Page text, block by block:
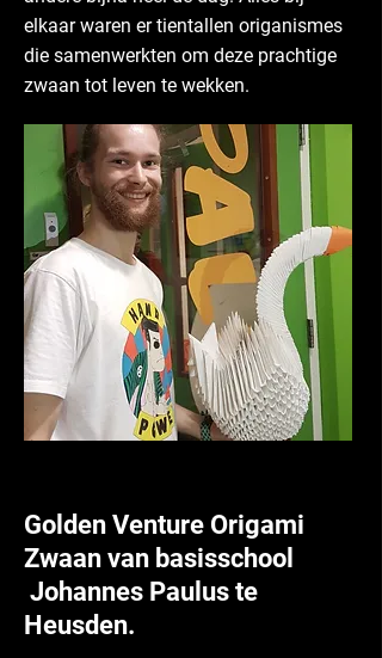
elkaar waren er tientallen origanismes
die samenwerkten om deze prachtige
zwaan tot leven te wekken.
Golden Venture Origami
Zwaan van basisschool
Johannes Paulus te
Heusden.